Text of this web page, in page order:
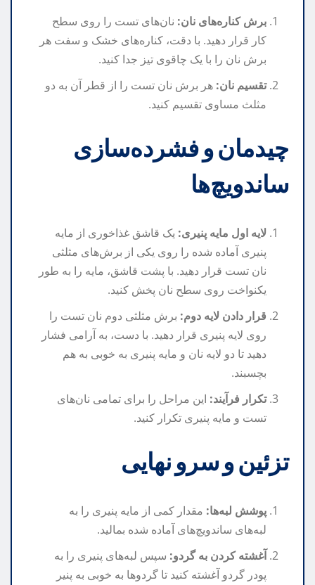
برش کناره‌های نان: نان‌های تست را روی سطح
کار قرار دهید. با دقت، کناره‌های خشک و سفت هر
برش نان را با یک چاقوی تیز جدا کنید.
تقسیم نان: هر برش نان تست را از قطر آن به دو
مثلث مساوی تقسیم کنید.
چیدمان و فشرده‌سازی
ساندویچ‌ها
لایه اول مایه پنیری: یک قاشق غذاخوری از مایه
پنیری آماده شده را روی یکی از برش‌های مثلثی
نان تست قرار دهید. با پشت قاشق، مایه را به طور
یکنواخت روی سطح نان پخش کنید.
قرار دادن لایه دوم: برش مثلثی دوم نان تست را
روی لایه پنیری قرار دهید. با دست، به آرامی فشار
دهید تا دو لایه نان و مایه پنیری به خوبی به هم
بچسبند.
تکرار فرآیند: این مراحل را برای تمامی نان‌های
تست و مایه پنیری تکرار کنید.
تزئین و سرو نهایی
پوشش لبه‌ها: مقدار کمی از مایه پنیری را به
لبه‌های ساندویچ‌های آماده شده بمالید.
آغشته کردن به گردو: سپس لبه‌های پنیری را به
پودر گردو آغشته کنید تا گردوها به خوبی به پنیر